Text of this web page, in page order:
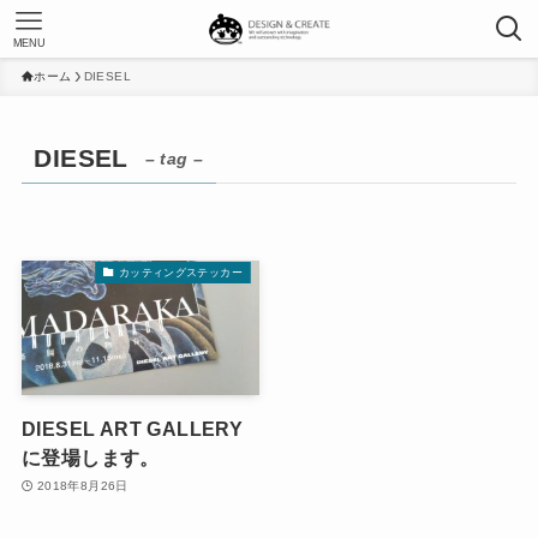
MENU
ホーム DIESEL
DIESEL – tag –
カッティングステッカー
DIESEL ART GALLERY
に登場します。
2018年8月26日